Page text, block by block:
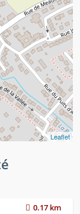
Leaflet
0.17 km